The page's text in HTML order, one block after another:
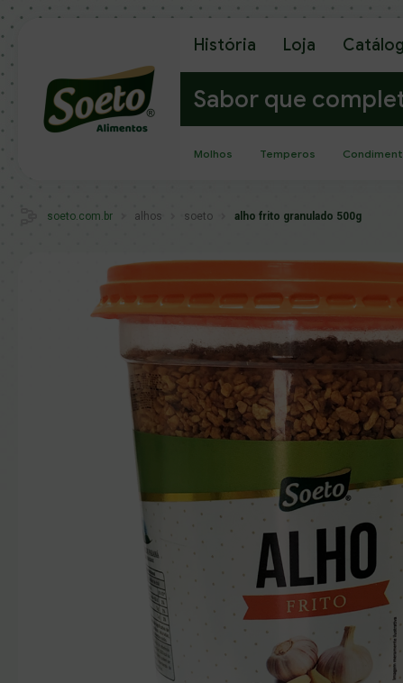
Sabor que
História Loja
Molhos Temperos
soeto.com.br alhos soeto alho frito granulado 500g